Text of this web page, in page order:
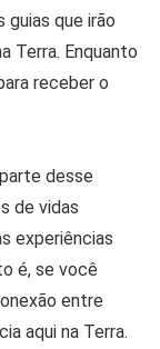
que irão
Terra. Enquanto
receber o
desse
de vidas
experiências
é, se você
entre
aqui na Terra.